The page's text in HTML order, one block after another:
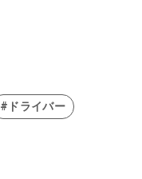
#ドライバー